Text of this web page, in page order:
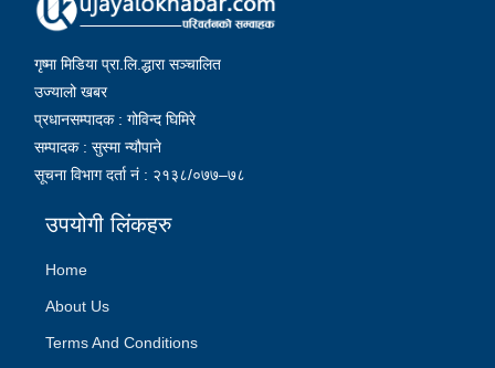
गृष्मा मिडिया प्रा.लि.द्धारा सञ्चालित
उज्यालो खबर
प्रधानसम्पादक : गोविन्द घिमिरे
सम्पादक : सुस्मा न्यौपाने
सूचना विभाग दर्ता नं : २१३८/०७७–७८
उपयोगी लिंकहरु
Home
About Us
Terms And Conditions